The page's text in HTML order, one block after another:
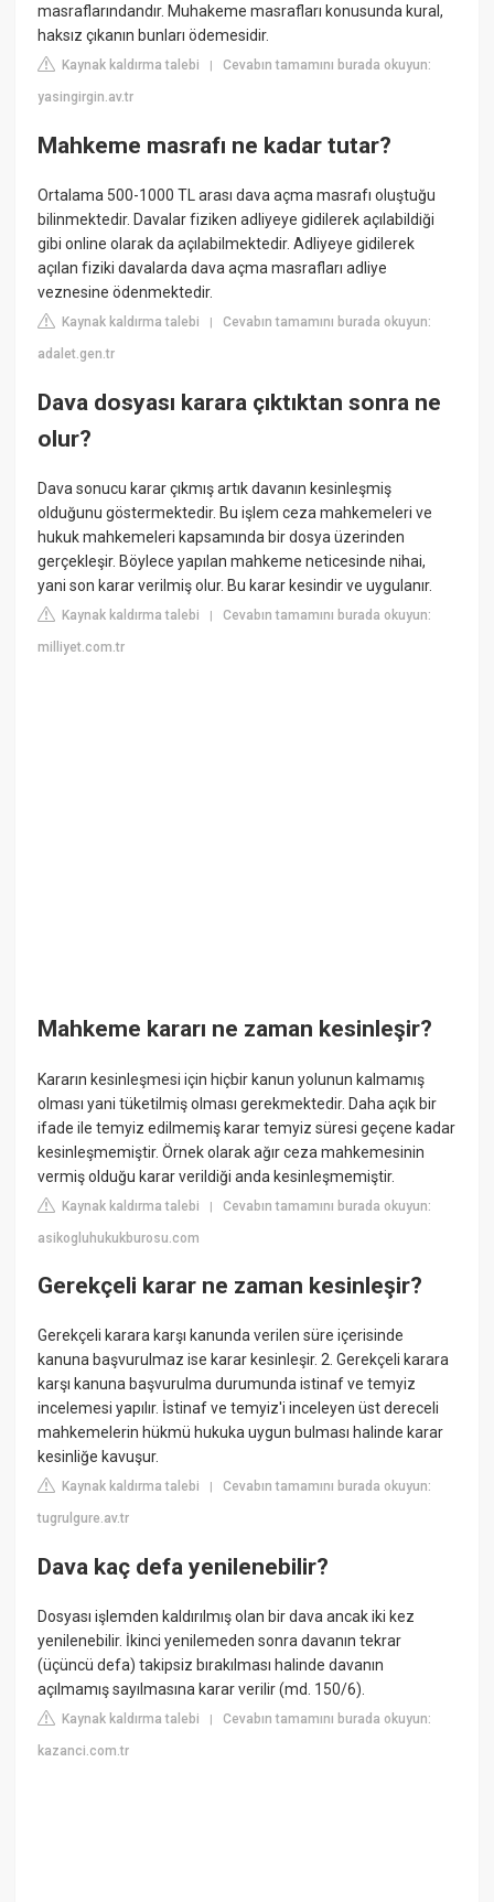
masraflarındandır. Muhakeme masrafları konusunda kural,
haksız çıkanın bunları ödemesidir.
Kaynak kaldırma talebi |Cevabın tamamını burada okuyun:
yasingirgin.av.tr
Mahkeme masrafı ne kadar tutar?
Ortalama 500-1000 TL arası dava açma masrafı oluştuğu
bilinmektedir. Davalar fiziken adliyeye gidilerek açılabildiği
gibi online olarak da açılabilmektedir. Adliyeye gidilerek
açılan fiziki davalarda dava açma masrafları adliye
veznesine ödenmektedir.
Kaynak kaldırma talebi |Cevabın tamamını burada okuyun:
adalet.gen.tr
Dava dosyası karara çıktıktan sonra ne
olur?
Dava sonucu karar çıkmış artık davanın kesinleşmiş
olduğunu göstermektedir. Bu işlem ceza mahkemeleri ve
hukuk mahkemeleri kapsamında bir dosya üzerinden
gerçekleşir. Böylece yapılan mahkeme neticesinde nihai,
yani son karar verilmiş olur. Bu karar kesindir ve uygulanır.
Kaynak kaldırma talebi |Cevabın tamamını burada okuyun:
milliyet.com.tr
Mahkeme kararı ne zaman kesinleşir?
Kararın kesinleşmesi için hiçbir kanun yolunun kalmamış
olması yani tüketilmiş olması gerekmektedir. Daha açık bir
ifade ile temyiz edilmemiş karar temyiz süresi geçene kadar
kesinleşmemiştir. Örnek olarak ağır ceza mahkemesinin
vermiş olduğu karar verildiği anda kesinleşmemiştir.
Kaynak kaldırma talebi |Cevabın tamamını burada okuyun:
asikogluhukukburosu.com
Gerekçeli karar ne zaman kesinleşir?
Gerekçeli karara karşı kanunda verilen süre içerisinde
kanuna başvurulmaz ise karar kesinleşir. 2. Gerekçeli karara
karşı kanuna başvurulma durumunda istinaf ve temyiz
incelemesi yapılır. İstinaf ve temyiz'i inceleyen üst dereceli
mahkemelerin hükmü hukuka uygun bulması halinde karar
kesinliğe kavuşur.
Kaynak kaldırma talebi |Cevabın tamamını burada okuyun:
tugrulgure.av.tr
Dava kaç defa yenilenebilir?
Dosyası işlemden kaldırılmış olan bir dava ancak iki kez
yenilenebilir. İkinci yenilemeden sonra davanın tekrar
(üçüncü defa) takipsiz bırakılması halinde davanın
açılmamış sayılmasına karar verilir (md. 150/6).
Kaynak kaldırma talebi |Cevabın tamamını burada okuyun:
kazanci.com.tr